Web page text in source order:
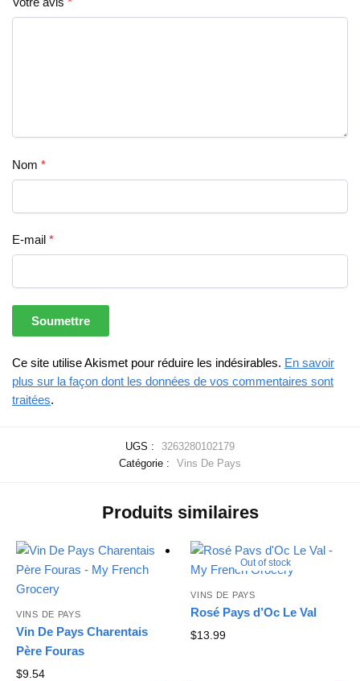
Nom *
E-mail *
Ce site utilise Akismet pour réduire les indésirables. En savoir
plus sur la façon dont les données de vos commentaires sont
traitées.
UGS :
3263280102179
Catégorie :
Vins De Pays
Produits similaires
VINS DE PAYS
Vin De Pays Charentais
Père Fouras
$9.54
Out of stock
VINS DE PAYS
Rosé Pays d’Oc Le Val
$13.99